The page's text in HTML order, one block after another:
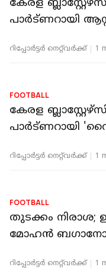
'അപ്‌യുവർഫിറ്റ്'
റിപ്പോർട്ടർ നെറ്റ്‌വര്‍ക്ക്‌ 1
FOOTBALL
കേരള
പാർട്ണറായി
റിപ്പോർട്ടർ നെറ്റ്‌വര്‍ക്ക്‌ 1